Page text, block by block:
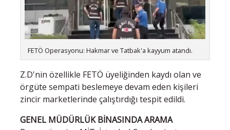
FETÖ Operasyonu: Hakmar ve Tatbak'a kayyum atandı.
Z.D'nin özellikle FETÖ üyeliğinden kaydı olan ve
örgüte sempati beslemeye devam eden kişileri
zincir marketlerinde çalıştırdığı tespit edildi.
GENEL MÜDÜRLÜK BİNASINDA ARAMA